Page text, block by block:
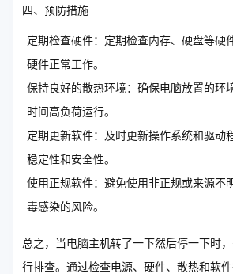
四、预防措施
定期检查硬件：定期检查内存、硬盘等硬
硬件正常工作。
保持良好的散热环境：确保电脑放置的环
时间高负荷运行。
定期更新软件：及时更新操作系统和驱动
稳定性和安全性。
使用正规软件：避免使用非正规或来源不
毒感染的风险。
总之，当电脑主机转了一下然后停一下时
行排查。通过检查电源、硬件、散热和软